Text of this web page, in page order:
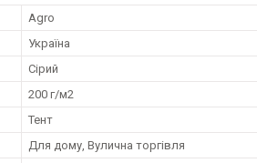
Agro
Україна
Сірий
200 г/м2
Тент
Для дому, Вулична торгівля